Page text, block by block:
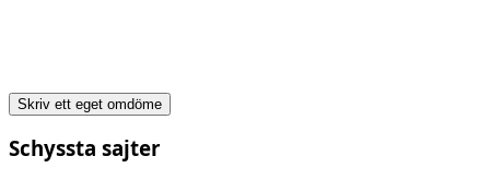
Skriv ett eget omdöme
Schyssta sajter